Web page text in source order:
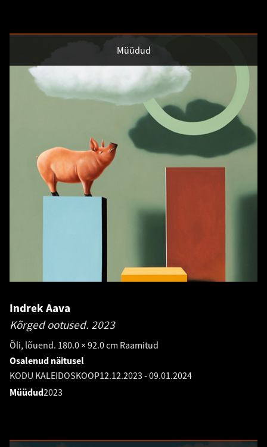
Müüdud
Indrek Aava
Kõrged ootused. 2023
Õli, lõuend. 180.0 × 92.0 cm Raamitud
Osalenud näitusel
KODU KALEIDOSKOOP12.12.2023 -09.01.2024
Müüdud2023